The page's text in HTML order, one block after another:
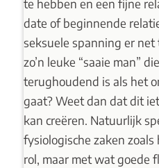
te hebben en een fijne
date of beginnende
seksuele spanning er
zo’n leuke “saaie man”
terughoudend is als het
gaat? Weet dan dat dit
kan creëren. Natuurlijk
fysiologische zaken
rol, maar met wat goede